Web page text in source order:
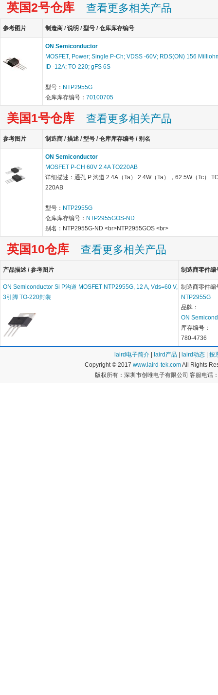
英国2号仓库 查看更多相关产品
参考图片 制造商 / 说明 / 型号 / 仓库库存编号
ON Semiconductor
MOSFET, Power; Single P-Ch; VDSS -60V; RDS(ON) 156
ID -12A; TO-220; gFS 6S
型号： NTP2955G
仓库库存编号： 70100705
美国1号仓库 查看更多相关产品
参考图片 制造商 / 描述 / 型号 / 仓库库存编号 / 别名
ON Semiconductor
MOSFET P-CH 60V 2.4A TO220AB
详细描述：通孔 P 沟道 2.4A（Ta） 2.4W（Ta），62.5W（Tc）
220AB
型号： NTP2955G
仓库库存编号： NTP2955GOS-ND
别名：NTP2955G-ND <br>NTP2955GOS <br>
英国10仓库 查看更多相关产品
产品描述 / 参考图片 制造商零件编
ON Semiconductor Si P沟道 MOSFET NTP2955G, 12 A, Vds=60 V,
3引脚 TO-220封装
制造商零件编
NTP2955G
品牌：
ON
库存编号：
780-4736
laird电子简介 laird产品 laird动态
按
Copyright © 2017 www.laird-tek.comAll Rights
版权所有：深圳市创唯电子有限公司 客服电话